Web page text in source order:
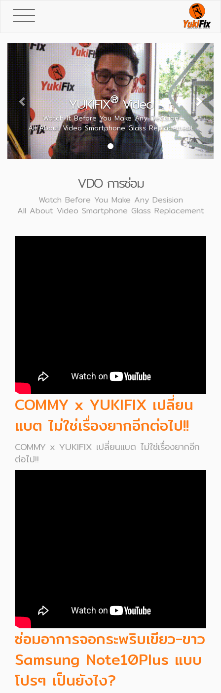
Toggle
YUKIFIX®Video
Watch It Before You Make Any Decision
All About Video Smartphone Glass Replacement
Previous Next
VDO การซ่อม
Watch Before You Make Any Desision
All About Video Smartphone Glass Replacement
COMMY x YUKIFIX เปลี่ยน
แบต ไม่ใช่เรื่องยากอีกต่อไป!!
COMMY x YUKIFIX เปลี่ยนแบต ไม่ใช่เรื่องยากอีก
ต่อไป!!
ซ่อมอาการจอกระพริบเขียว-ขาว
Samsung Note10Plus แบบ
โปรๆ เป็นยังไง?